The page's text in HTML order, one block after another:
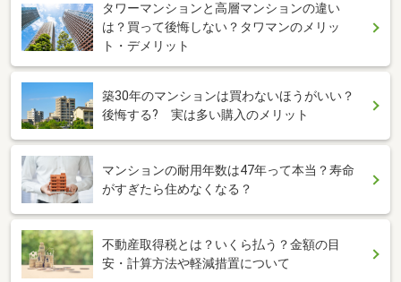
タワーマンションと高層マンションの違い
は？買って後悔しない？タワマンのメリッ
ト・デメリット
築30年のマンションは買わないほうがいい？
後悔する? 実は多い購入のメリット
マンションの耐用年数は47年って本当？寿命
がすぎたら住めなくなる？
不動産取得税とは？いくら払う？金額の目
安・計算方法や軽減措置について